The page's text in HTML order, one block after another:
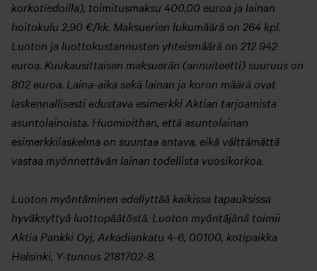
korkotiedoilla), toimitusmaksu 400,00 euroa ja lainan
hoitokulu 2,90 €/kk. Maksuerien lukumäärä on 264 kpl.
Luoton ja luottokustannusten yhteismäärä on 212 942
euroa. Kuukausittaisen maksuerän (annuiteetti) suuruus on
802 euroa. Laina-aika sekä lainan ja koron määrä ovat
laskennallisesti edustava esimerkki Aktian tarjoamista
asuntolainoista. Huomioithan, että asuntolainan
esimerkkilaskelma on suuntaa antava, eikä välttämättä
vastaa myönnettävän lainan todellista vuosikorkoa.
Luoton myöntäminen edellyttää kaikissa tapauksissa
hyväksyttyä luottopäätöstä. Luoton myöntäjänä toimii
Aktia Pankki Oyj, Arkadiankatu 4-6, 00100, kotipaikka
Helsinki, Y-tunnus 2181702-8.